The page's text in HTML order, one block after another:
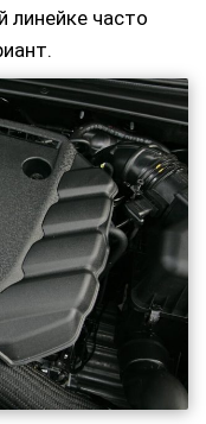
линейке часто